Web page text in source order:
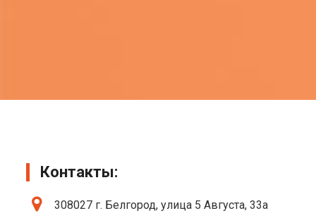
Контакты:
308027 г. Белгород, улица 5 Августа, 33а